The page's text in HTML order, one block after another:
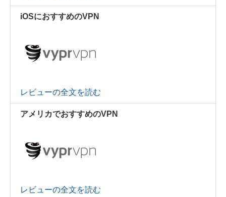
iOSにおすすめのVPN
レビューの全文を読む
アメリカでおすすめのVPN
レビューの全文を読む